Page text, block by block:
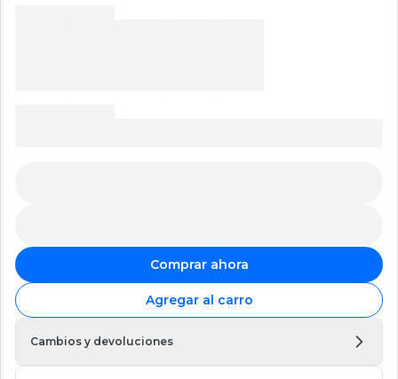
Comprar ahora
Agregar al carro
Cambios y devoluciones